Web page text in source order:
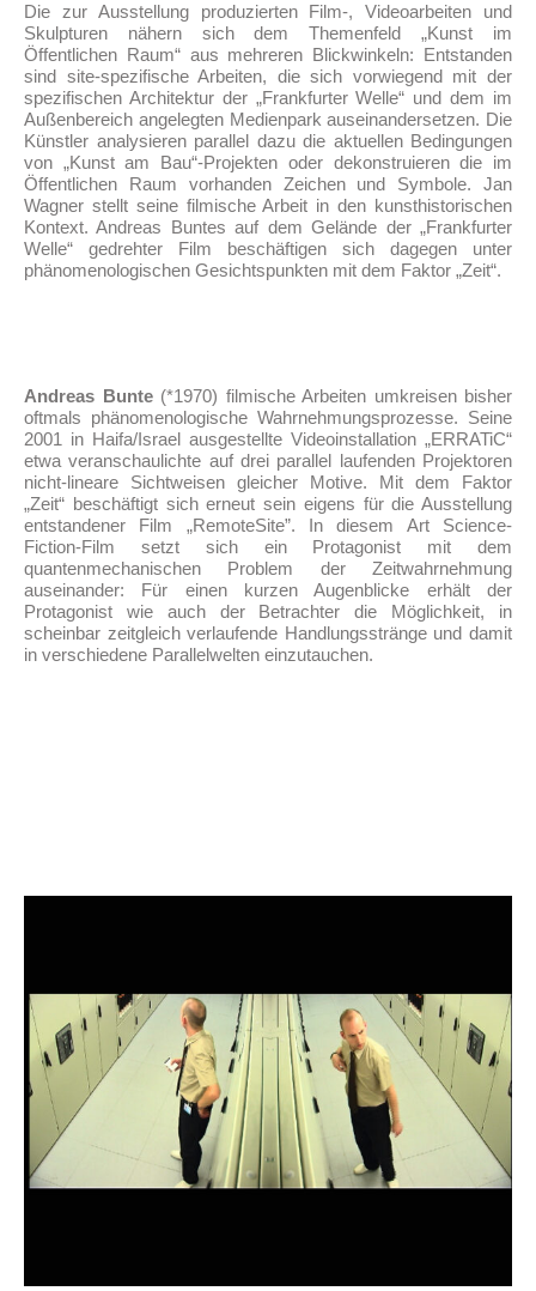
Die zur Ausstellung produzierten Film-, Videoarbeiten und
Skulpturen nähern sich dem Themenfeld „Kunst im
Öffentlichen Raum“ aus mehreren Blickwinkeln: Entstanden
sind site-spezifische Arbeiten, die sich vorwiegend mit der
spezifischen Architektur der „Frankfurter Welle“ und dem im
Außenbereich angelegten Medienpark auseinandersetzen. Die
Künstler analysieren parallel dazu die aktuellen Bedingungen
von „Kunst am Bau“-Projekten oder dekonstruieren die im
Öffentlichen Raum vorhanden Zeichen und Symbole. Jan
Wagner stellt seine filmische Arbeit in den kunsthistorischen
Kontext. Andreas Buntes auf dem Gelände der „Frankfurter
Welle“ gedrehter Film beschäftigen sich dagegen unter
phänomenologischen Gesichtspunkten mit dem Faktor „Zeit“.
Andreas Bunte (*1970) filmische Arbeiten umkreisen bisher
oftmals phänomenologische Wahrnehmungsprozesse. Seine
2001 in Haifa/Israel ausgestellte Videoinstallation „ERRATiC“
etwa veranschaulichte auf drei parallel laufenden Projektoren
nicht-lineare Sichtweisen gleicher Motive. Mit dem Faktor
„Zeit“ beschäftigt sich erneut sein eigens für die Ausstellung
entstandener Film „RemoteSite”. In diesem Art Science-
Fiction-Film setzt sich ein Protagonist mit dem
quantenmechanischen Problem der Zeitwahrnehmung
auseinander: Für einen kurzen Augenblicke erhält der
Protagonist wie auch der Betrachter die Möglichkeit, in
scheinbar zeitgleich verlaufende Handlungsstränge und damit
in verschiedene Parallelwelten einzutauchen.